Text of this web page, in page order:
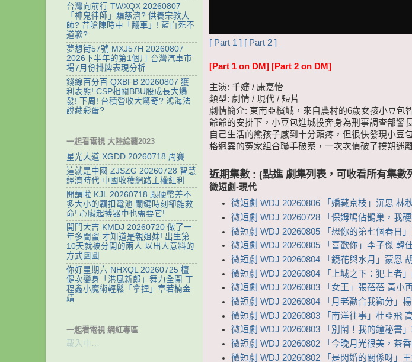
[ Part 1 ] [ Part 2 ]
[Part 1 on DM] [Part 2 on DM]
主演: 千嬸 / 康嘉怡
類型: 劇情 / 現代 / 短片
劇情簡介: 東南亞檳城，來自農村的6歲女孩小豆包
爺爺的安排下，小豆包進城投奔身為刑事調查部警
自己生活的熊孩子感到十分頭疼，但很快發現小豆
格迥異的冤家組合聯手破案，一次次偵破了撲朔迷
近期集數 : (點進 劇集列表，可收看所有集數
微短劇-現代
微短劇 WDJ 20260806 「嬌藏京枝」沉思 林
微短劇 WDJ 20260728 「保姆鳩佔鵲巢，我
微短劇 WDJ 20260805 「想你的第七個春日
微短劇 WDJ 20260805 「喜歡你」李子傑 韓
微短劇 WDJ 20260804 「鏡花與水月」蒙恩
微短劇 WDJ 20260804 「上城之下：犯上者
微短劇 WDJ 20260803 「女王」張蓓蓓 黃小
微短劇 WDJ 20260804 「月老勸合我勸分」
微短劇 WDJ 20260803 「南洋往事」杜亞飛
微短劇 WDJ 20260803 「別鬧！我的鐘秘書
微短劇 WDJ 20260802 「今晚月光很美，茶
微短劇 WDJ 20260802 「是閃婚的關係呀」
台灣向前行 TWXQX 20260807
「神鬼律師」騙慈濟? 供養宗教大
師? 昔嗆陳時中「翻車」! 藍白死不
道歉?
夢想街57號 MXJ57H 20260807
2026下半年的第1個月 台灣汽車市
場7月份掛牌表現分析
錢線百分百 QXBFB 20260807 獲
利表態! CSP相關BBU股成長大爆
發! 下周! 台積營收大驚奇? 鴻海法
說藏彩蛋?
一起看電視 大陸綜藝2023
星光大道 XGDD 20260718 周賽
這就是中國 ZJSZG 20260728 智慧
經濟時代 中國收穫網路主權紅利
開講啦 KJL 20260718 跟硬幣差不
多大小的羈扣電池 關鍵時刻卻能救
命! 心臟起搏器中也需要它!
開門大吉 KMDJ 20260720 做了一
年多閨蜜 才知道是親姐妹! 出生第
10天就被分開的兩人 以出人意料的
方式團圓
你好星期六 NHXQL 20260725 檀
健次變身「港風新郎」舞力全開 丁
程鑫小魔術輕鬆「拿捏」章若楠金
靖
一起看電視 網紅專區
載入中…